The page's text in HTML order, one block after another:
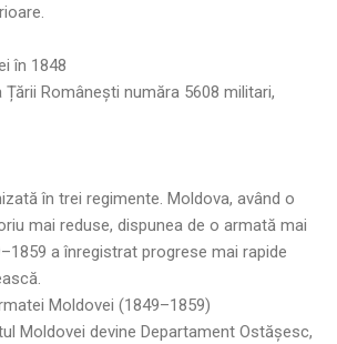
în 1848
Țării Românești număra 5608 militari,
în trei regimente. Moldova, având o
mai reduse, dispunea de o armată mai
a înregistrat progrese mai rapide
Moldovei (1849–1859)
Moldovei devine Departament Ostășesc,